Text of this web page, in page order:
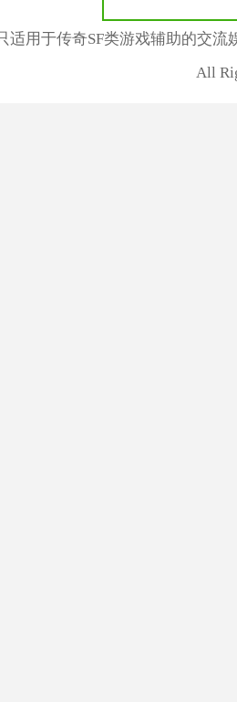
适用于传奇SF类游戏辅助的交
All